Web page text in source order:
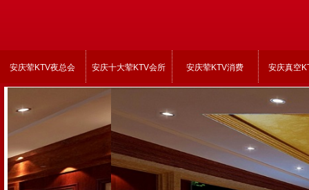
安庆荤KTV夜总会 安庆十大荤KTV会所 安庆荤KTV消费 安庆真空